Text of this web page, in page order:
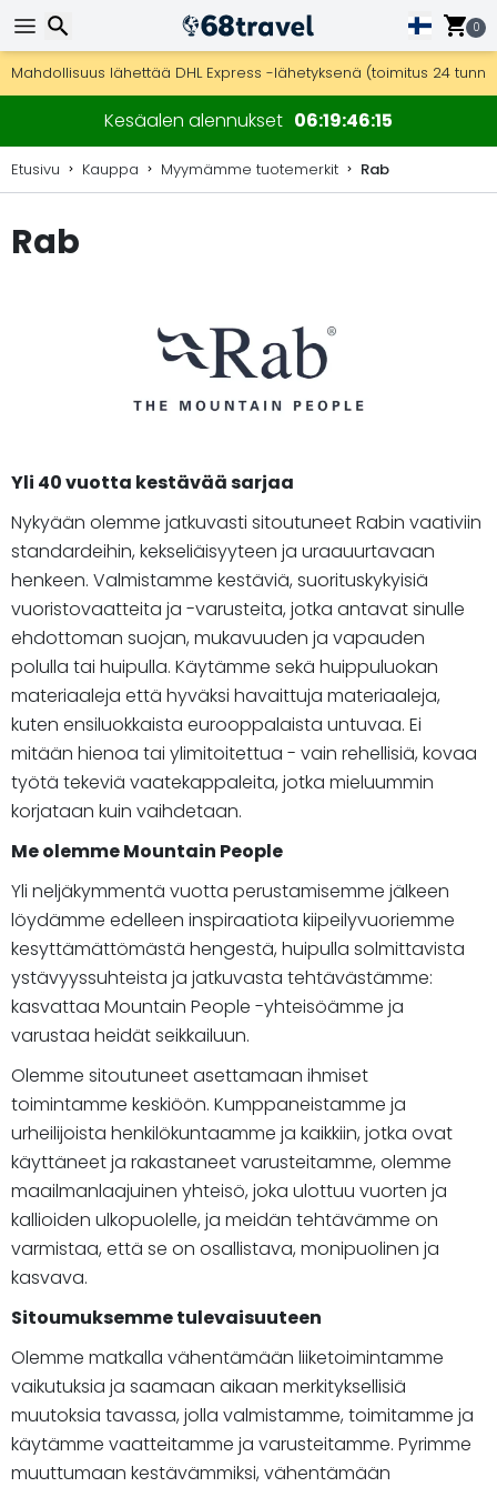
0
Ilmainen toimitus yli 275 € tilauksiin.
Mahdollisuus lähettää DHL Express -lähetyksenä (toimitus 24
30 päivää palautukseen, 90 päivää puukarttoihin ja koristeisiin.
Kesäalen alennukset 06194614
Etusivu Kauppa Myymämme tuotemerkit Rab
Rab
Yli 40 vuotta kestävää sarjaa
Nykyään olemme jatkuvasti sitoutuneet Rabin vaativiin
standardeihin, kekseliäisyyteen ja uraauurtavaan
henkeen. Valmistamme kestäviä, suorituskykyisiä
vuoristovaatteita ja -varusteita, jotka antavat sinulle
ehdottoman suojan, mukavuuden ja vapauden
polulla tai huipulla. Käytämme sekä huippuluokan
materiaaleja että hyväksi havaittuja materiaaleja,
kuten ensiluokkaista eurooppalaista untuvaa. Ei
mitään hienoa tai ylimitoitettua - vain rehellisiä, kovaa
työtä tekeviä vaatekappaleita, jotka mieluummin
korjataan kuin vaihdetaan.
Me olemme Mountain People
Yli neljäkymmentä vuotta perustamisemme jälkeen
löydämme edelleen inspiraatiota kiipeilyvuoriemme
kesyttämättömästä hengestä, huipulla solmittavista
ystävyyssuhteista ja jatkuvasta tehtävästämme:
kasvattaa Mountain People -yhteisöämme ja
varustaa heidät seikkailuun.
Olemme sitoutuneet asettamaan ihmiset
toimintamme keskiöön. Kumppaneistamme ja
urheilijoista henkilökuntaamme ja kaikkiin, jotka ovat
käyttäneet ja rakastaneet varusteitamme, olemme
maailmanlaajuinen yhteisö, joka ulottuu vuorten ja
kallioiden ulkopuolelle, ja meidän tehtävämme on
varmistaa, että se on osallistava, monipuolinen ja
kasvava.
Sitoumuksemme tulevaisuuteen
Olemme matkalla vähentämään liiketoimintamme
vaikutuksia ja saamaan aikaan merkityksellisiä
muutoksia tavassa, jolla valmistamme, toimitamme ja
käytämme vaatteitamme ja varusteitamme. Pyrimme
muuttumaan kestävämmiksi, vähentämään